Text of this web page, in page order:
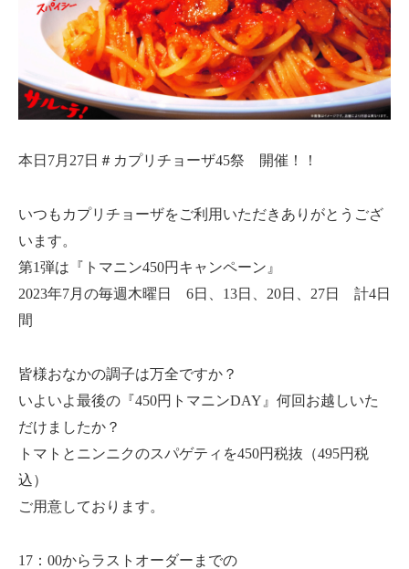
本日7月27日＃カプリチョーザ45祭 開催！！
いつもカプリチョーザをご利用いただきありがとうござ
います。
第1弾は『トマニン450円キャンペーン』
2023年7月の毎週木曜日 6日、13日、20日、27日 計4日
間
皆様おなかの調子は万全ですか？
いよいよ最後の『450円トマニンDAY』何回お越しいた
だけましたか？
トマトとニンニクのスパゲティを450円税抜（495円税
込）
ご用意しております。
17：00からラストオーダーまでの